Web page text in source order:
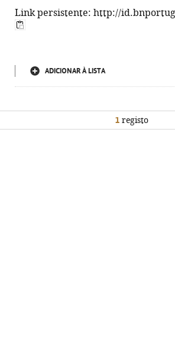
Link persistente: http://
ADICIONAR À LISTA
1 registo